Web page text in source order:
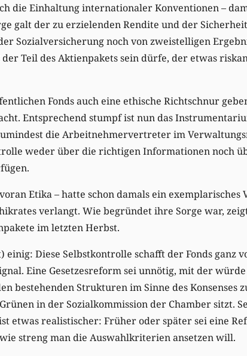
die Einhaltung internationaler Konventionen –
galt der zu erzielenden Rendite und der
Sozialversicherung noch von zweistelligen
Teil des Aktienpakets sein dürfe, der etwas
Fonds auch eine ethische Richtschnur
Entsprechend stumpf ist nun das
die Arbeitnehmervertreter im
weder über die richtigen Informationen noch
Etika – hatte schon damals ein exemplarisches
verlangt. Wie begründet ihre Sorge war,
im letzten Herbst.
einig: Diese Selbstkontrolle schafft der Fonds ganz
Eine Gesetzesreform sei unnötig, mit der
bestehenden Strukturen im Sinne des Konsenses
in der Sozialkommission der Chamber sitzt.
etwas realistischer: Früher oder später sei eine
streng man die Auswahlkriterien ansetzen will.